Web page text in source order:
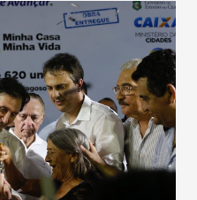
o lugar do corpo no
entre o público e o privado
Este projeto conta
do Estado do Ceará
de Incentivo às Artes
é ser um espaço de
das potências
Urbana frente a